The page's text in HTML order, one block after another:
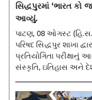
સિદ્ધપુરમાં ‘ભારત કો
આવ્યું.
પાટણ, 08 ઓગસ્ટ
પરિષદ સિદ્ધપુર શાખા
પ્રતિયોગિતા
સંસ્કૃતિ, ઇતિહાસ અને